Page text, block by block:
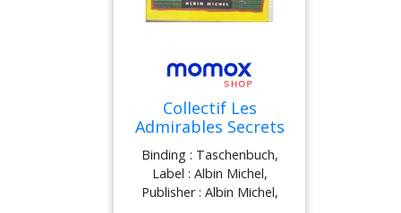
Collectif Les
Admirables Secrets
De Magie Naturelle
Du Grand-Albert Et
Du Petit-Albert :
Conforme Aux
Binding : Taschenbuch,
Label : Albin Michel,
Publisher : Albin Michel,